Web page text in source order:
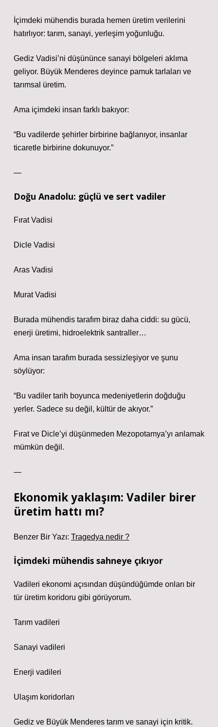
İçimdeki mühendis burada hemen üretim verilerini
hatırlıyor: tarım, sanayi, yerleşim yoğunluğu.
Gediz Vadisi’ni düşününce sanayi bölgeleri aklıma
geliyor. Büyük Menderes deyince pamuk tarlaları ve
tarımsal üretim.
Ama içimdeki insan farklı bakıyor:
“Bu vadilerde şehirler birbirine bağlanıyor, insanlar
ticaretle birbirine dokunuyor.”
—
Doğu Anadolu: güçlü ve sert vadiler
Fırat Vadisi
Dicle Vadisi
Aras Vadisi
Murat Vadisi
Burada mühendis tarafım biraz daha ciddi: su gücü,
enerji üretimi, hidroelektrik santraller…
Ama insan tarafım burada sessizleşiyor ve şunu
söylüyor:
“Bu vadiler tarih boyunca medeniyetlerin doğduğu
yerler. Sadece su değil, kültür de akıyor.”
Fırat ve Dicle’yi düşünmeden Mezopotamya’yı anlamak
mümkün değil.
—
Ekonomik yaklaşım: Vadiler birer
üretim hattı mı?
Benzer Bir Yazı: Tragedya nedir ?
İçimdeki mühendis sahneye çıkıyor
Vadileri ekonomi açısından düşündüğümde onları bir
tür üretim koridoru gibi görüyorum.
Tarım vadileri
Sanayi vadileri
Enerji vadileri
Ulaşım koridorları
Gediz ve Büyük Menderes tarım ve sanayi için kritik.